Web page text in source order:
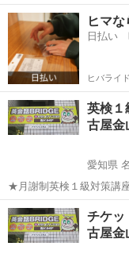
す。英検などの二次試験
員の経験がありますので
ると思います。 英検な
愛知 名古屋市
ヒマ
日払い
ヒバライ
英検
古屋金
愛知県
★月謝制英検１級対策講座詳細★ 【開講曜日・時
14:10-16:10（10分休憩
は開講を見送る場合がございます) 自力での合格は
1級！ 難問の...
愛知 名古屋市
チケ
古屋金